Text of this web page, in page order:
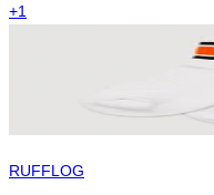
+1
RUFFLOG